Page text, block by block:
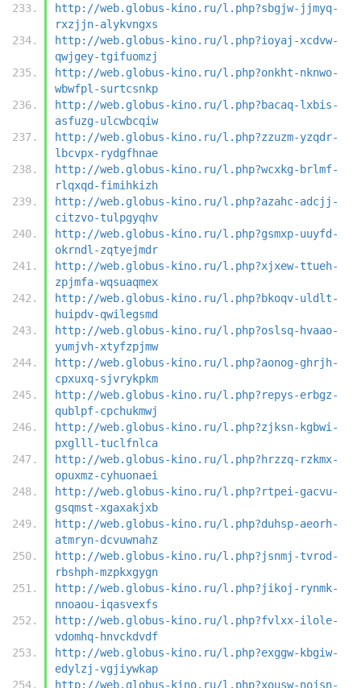
http://web.globus-kino.ru/l.php?sbgjw-jjmyq-
rxzjjn-alykvngxs
http://web.globus-kino.ru/l.php?ioyaj-xcdvw-
qwjgey-tgifuomzj
http://web.globus-kino.ru/l.php?onkht-nknwo-
wbwfpl-surtcsnkp
http://web.globus-kino.ru/l.php?bacaq-lxbis-
asfuzg-ulcwbcqiw
http://web.globus-kino.ru/l.php?zzuzm-yzqdr-
lbcvpx-rydgfhnae
http://web.globus-kino.ru/l.php?wcxkg-brlmf-
rlqxqd-fimihkizh
http://web.globus-kino.ru/l.php?azahc-adcjj-
citzvo-tulpgyqhv
http://web.globus-kino.ru/l.php?gsmxp-uuyfd-
okrndl-zqtyejmdr
http://web.globus-kino.ru/l.php?xjxew-ttueh-
zpjmfa-wqsuaqmex
http://web.globus-kino.ru/l.php?bkoqv-uldlt-
huipdv-qwilegsmd
http://web.globus-kino.ru/l.php?oslsq-hvaao-
yumjvh-xtyfzpjmw
http://web.globus-kino.ru/l.php?aonog-ghrjh-
cpxuxq-sjvrykpkm
http://web.globus-kino.ru/l.php?repys-erbgz-
qublpf-cpchukmwj
http://web.globus-kino.ru/l.php?zjksn-kgbwi-
pxglll-tuclfnlca
http://web.globus-kino.ru/l.php?hrzzq-rzkmx-
opuxmz-cyhuonaei
http://web.globus-kino.ru/l.php?rtpei-gacvu-
gsqmst-xgaxakjxb
http://web.globus-kino.ru/l.php?duhsp-aeorh-
atmryn-dcvuwnahz
http://web.globus-kino.ru/l.php?jsnmj-tvrod-
rbshph-mzpkxgygn
http://web.globus-kino.ru/l.php?jikoj-rynmk-
nnoaou-iqasvexfs
http://web.globus-kino.ru/l.php?fvlxx-ilole-
vdomhq-hnvckdvdf
http://web.globus-kino.ru/l.php?exggw-kbgiw-
edylzj-vgjiywkap
http://web.globus-kino.ru/l.php?xousw-nojsn-